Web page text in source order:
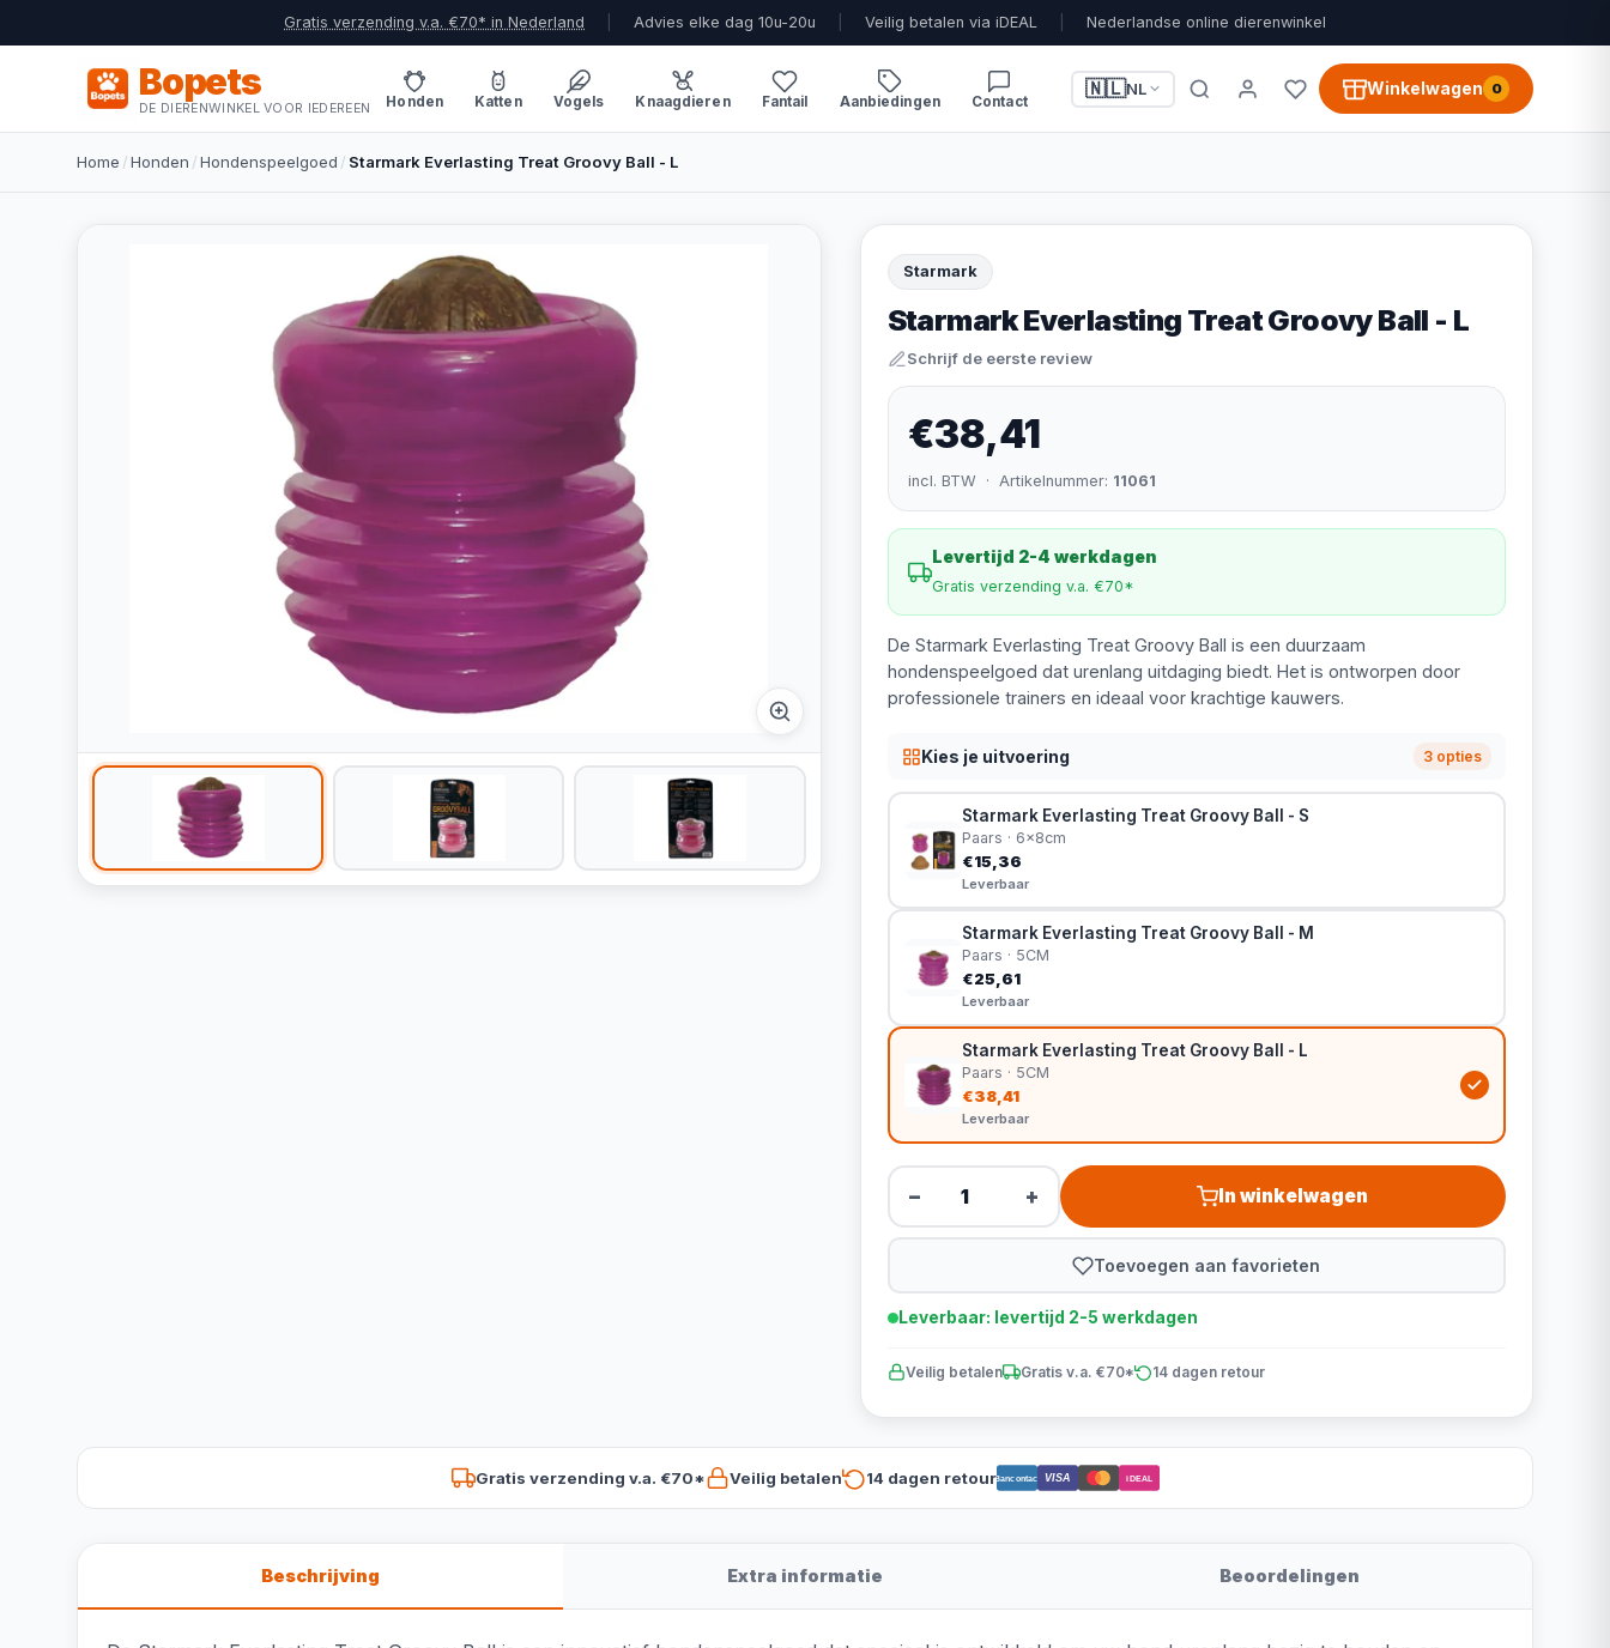
Gratis verzending v.a. €70* in Nederland Advies elke dag 10u-20u Veilig betalen via iDEAL Nederlandse online dierenwinkel
Bopets
DE DIERENWINKEL VOOR IEDEREEN Honden Katten Vogels Knaagdieren Fantail Aanbiedingen Contact
🇳🇱NL Winkelwagen 0
Home /Honden /Hondenspeelgoed / Starmark Everlasting Treat Groovy Ball - L
Starmark
Starmark Everlasting Treat Groovy Ball - L
Schrijf de eerste review
€38,41
incl. BTW · Artikelnummer: 11061
Levertijd 2-4 werkdagen
Gratis verzending v.a. €70*
De Starmark Everlasting Treat Groovy Ball is een duurzaam
hondenspeelgoed dat urenlang uitdaging biedt. Het is ontworpen door
professionele trainers en ideaal voor krachtige kauwers.
Kies je uitvoering 3 opties
Starmark Everlasting Treat Groovy Ball - S
Paars · 6x8cm
€15,36
Leverbaar
Starmark Everlasting Treat Groovy Ball - M
Paars · 5CM
€25,61
Leverbaar
Starmark Everlasting Treat Groovy Ball - L
Paars · 5CM
€38,41
Leverbaar
− + In winkelwagen
Toevoegen aan favorieten
Leverbaar: levertijd 2-5 werkdagen
Veilig betalen Gratis v.a. €70* 14 dagen retour
Gratis verzending v.a. €70* Veilig betalen 14 dagen retourBancontact VISA iDEAL
Beschrijving Extra informatie Beoordelingen